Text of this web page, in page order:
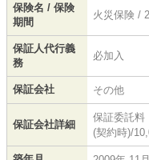
保険名 / 保険
期間
火災保険 /
保証人代行義
務
必加入
保証会社 その他
保証会社詳細
保証委託料
(契約時)/